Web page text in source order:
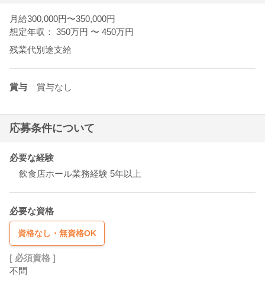
月給300,000円〜350,000円
想定年収： 350万円 〜 450万円
残業代別途支給
賞与 賞与なし
応募条件について
必要な経験
飲食店ホール業務経験 5年以上
必要な資格
資格なし・無資格OK
[ 必須資格 ]
不問